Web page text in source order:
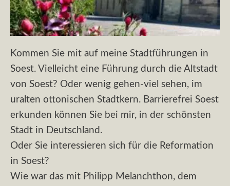
Kommen Sie mit auf meine Stadtführungen in
Soest. Vielleicht eine Führung durch die Altstadt
von Soest? Oder wenig gehen-viel sehen, im
uralten ottonischen Stadtkern. Barrierefrei Soest
erkunden können Sie bei mir, in der schönsten
Stadt in Deutschland.
Oder Sie interessieren sich für die Reformation
in Soest?
Wie war das mit Philipp Melanchthon, dem